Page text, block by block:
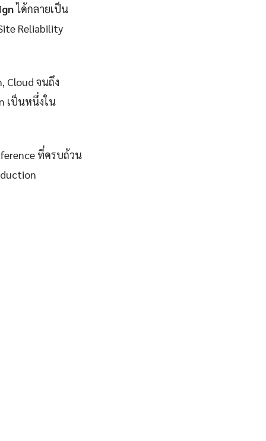
ได้กลายเป็น
Reliability
Cloud จนถึง
เป็นหนึ่งใน
ที่ครบถ้วน